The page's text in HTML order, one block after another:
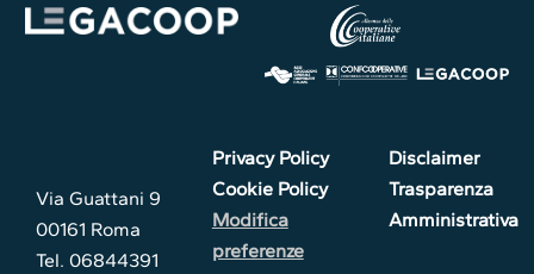
Via Guattani 9
00161 Roma
Tel. 06844391
Privacy Policy
Cookie Policy
Modifica
preferenze
Disclaimer
Trasparenza
Amministrativa